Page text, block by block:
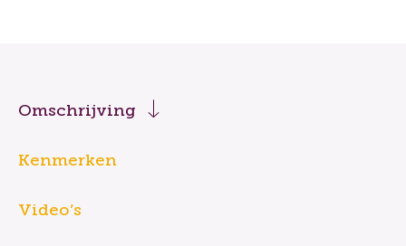
Omschrijving
Kenmerken
Video’s